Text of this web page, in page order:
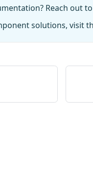
Reach out
solutions, visit